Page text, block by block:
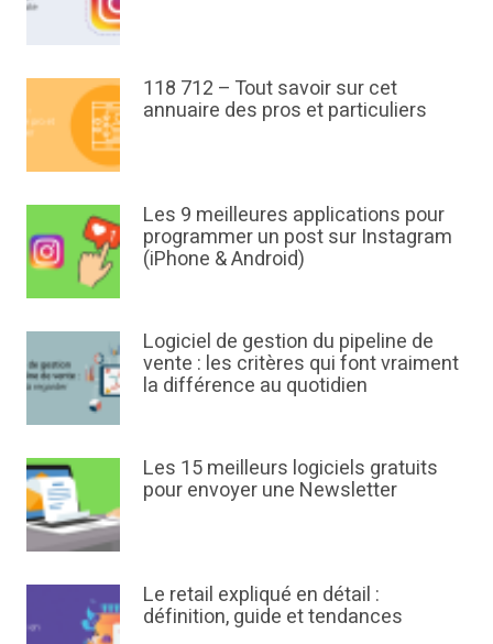
118 712 – Tout savoir sur cet
annuaire des pros et particuliers
Les 9 meilleures applications pour
programmer un post sur Instagram
(iPhone & Android)
Logiciel de gestion du pipeline de
vente : les critères qui font vraiment
la différence au quotidien
Les 15 meilleurs logiciels gratuits
pour envoyer une Newsletter
Le retail expliqué en détail :
définition, guide et tendances